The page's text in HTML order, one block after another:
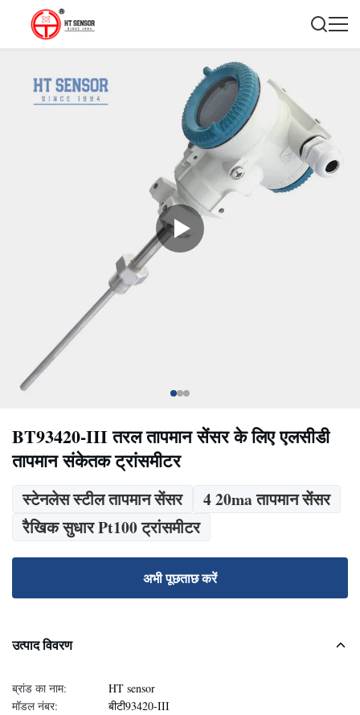
BT93420-III तरल तापमान सेंसर के लिए एलसीडी
तापमान संकेतक ट्रांसमीटर
स्टेनलेस स्टील तापमान सेंसर
4 20ma तापमान सेंसर
रैखिक सुधार Pt100 ट्रांसमीटर
अभी पूछताछ करें
उत्पाद विवरण
ब्रांड का नाम:
HT sensor
मॉडल नंबर:
बीटी93420-III